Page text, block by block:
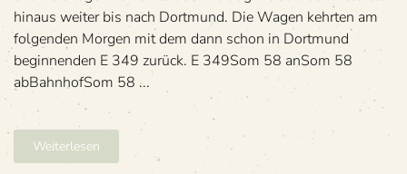
hin­aus wei­ter bis nach Dort­mund. Die Wagen kehr­ten am
fol­gen­den Mor­gen mit dem dann schon in Dort­mund
begin­nen­den E 349 zurück. E 349Som 58 anSom 58
abBahn­hofSom 58 ...
Weiterlesen